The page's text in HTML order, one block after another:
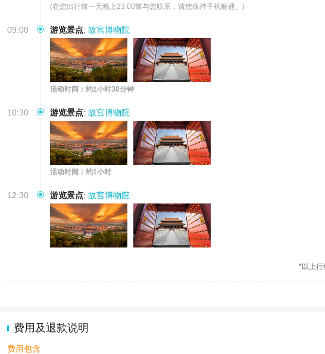
(在您出行前一天晚上23:00前与您联系，请您保持手机畅通。)
09:00 游览景点: 故宫博物院
活动时间：约1小时30分钟
10:30 游览景点: 故宫博物院
活动时间：约1小时
12:30 游览景点: 故宫博物院
*以上行
费用及退款说明
费用包含